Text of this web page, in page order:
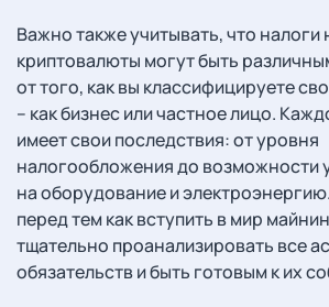
Важно также учитывать, что налоги
криптовалюты могут быть
от того, как вы классифицируете
– как бизнес или частное лицо.
имеет свои последствия: от уровня
налогообложения до возможности
на оборудование и
перед тем как вступить в мир
тщательно проанализировать все
обязательств и быть готовым к их